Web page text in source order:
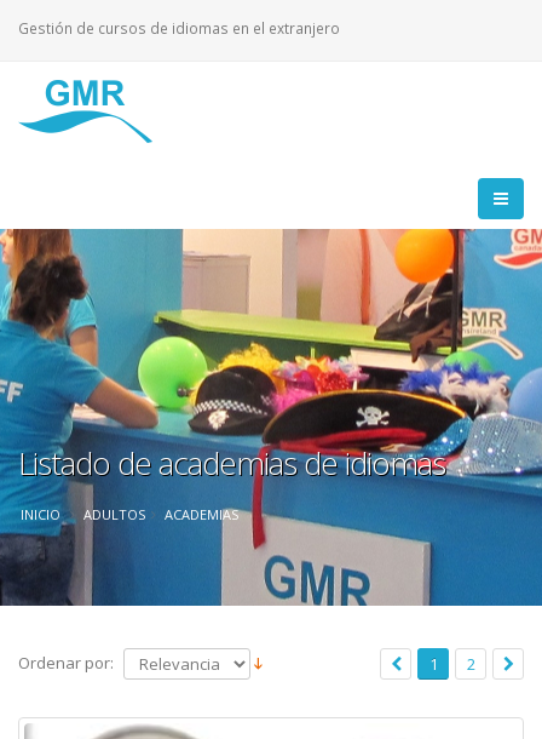
Gestión de cursos de idiomas en el extranjero
Listado de academias de idiomas
INICIO ADULTOS ACADEMIAS
Ordenar por: 1 2